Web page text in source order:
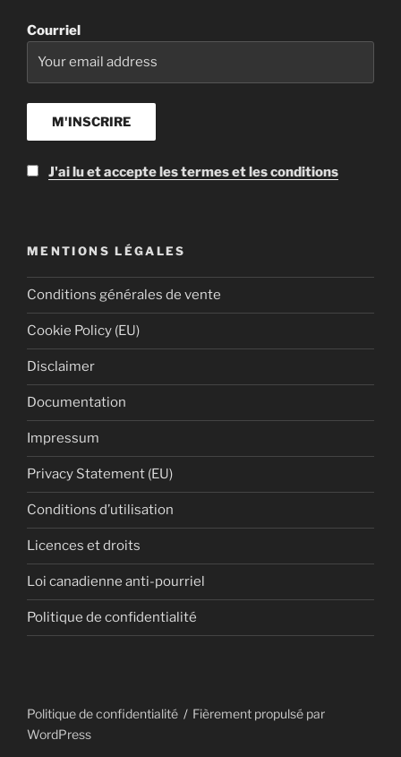
Courriel
J'ai lu et accepte les termes et les conditions
MENTIONS LÉGALES
Conditions générales de vente
Cookie Policy (EU)
Disclaimer
Documentation
Impressum
Privacy Statement (EU)
Conditions d’utilisation
Licences et droits
Loi canadienne anti-pourriel
Politique de confidentialité
Politique de confidentialité
Fièrement propulsé par
WordPress